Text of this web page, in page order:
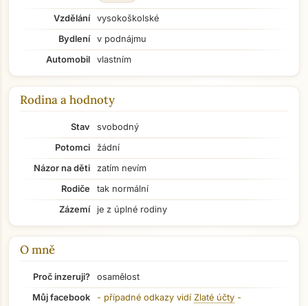
Přejít na hlavní obsah
Vzdělání
vysokoškolské
Bydlení
v podnájmu
Automobil
vlastním
Rodina a hodnoty
Stav
svobodný
Potomci
žádní
Názor na děti
zatím nevím
Rodiče
tak normální
Zázemí
je z úplné rodiny
O mně
Proč inzeruji?
osamělost
Můj facebook
- případné odkazy vidí Zlaté účty -